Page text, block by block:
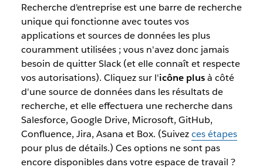
Recherche d'entreprise est une barre de recherche
unique qui fonctionne avec toutes vos
applications et sources de données les plus
couramment utilisées ; vous n'avez donc jamais
besoin de quitter Slack (et elle connaît et respecte
vos autorisations). Cliquez sur l'icône plusà côté
d'une source de données dans les résultats de
recherche, et elle effectuera une recherche dans
Salesforce, Google Drive, Microsoft, GitHub,
Confluence, Jira, Asana et Box. (Suivezces étapes
pour plus de détails.) Ces options ne sont pas
encore disponibles dans votre espace de travail ?